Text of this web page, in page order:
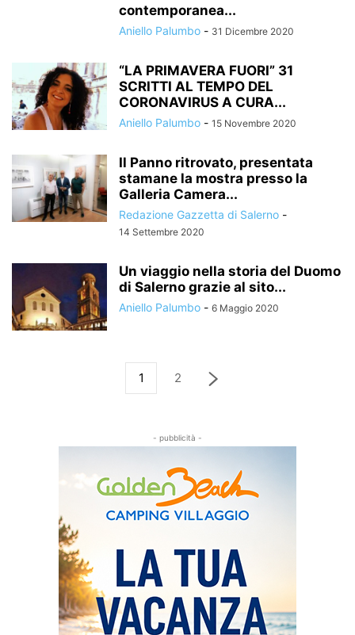
contemporanea...
Aniello Palumbo - 31 Dicembre 2020
“LA PRIMAVERA FUORI” 31
SCRITTI AL TEMPO DEL
CORONAVIRUS A CURA...
Aniello Palumbo - 15 Novembre 2020
Il Panno ritrovato, presentata
stamane la mostra presso la
Galleria Camera...
Redazione Gazzetta di Salerno -
14 Settembre 2020
Un viaggio nella storia del Duomo
di Salerno grazie al sito...
Aniello Palumbo - 6 Maggio 2020
1 2
- pubblicità -